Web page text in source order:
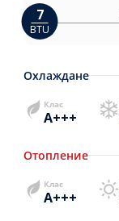
7
BTU
Охлаждане
Клас
A+++
Отопление
Клас
A+++